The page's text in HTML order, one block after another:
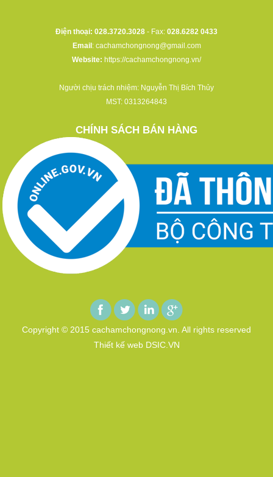
Điện thoại: 028.3720.3028 - Fax: 028.6282 0433
Email : cachamchongnong@gmail.com
Website: https://cachamchongnong.vn/
Người chịu trách nhiệm: Nguyễn Thị Bích Thủy
MST: 0313264843
CHÍNH SÁCH BÁN HÀNG
Copyright © 2015 cachamchongnong.vn. All rights reserved
Thiết kế web DSIC.VN